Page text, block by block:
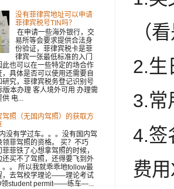
（
2.生
3.常
4.签
费
没有菲律宾地址可以申请
菲律宾税号TIN吗？
在申请一些海外银行，交
易所等会要求提供合法身
份验证，菲律宾税卡是菲
律宾一张最低标准的入门
此也可以在一些特定的场合作
，具体是否可以使用还需要自
研究，菲律宾税务登记识别号
版本办理 客人境外可用 办理需
供 电...
驾照（无国内驾照）的获取方
没有学过车。。。没有国内驾
领菲驾照的资格。 买？不巧
菲铁了心想拿驾照的时候，
还买不了驾照，还得要飞到外
。。 所以我就乖乖地follow最
，去驾校学理论——理论考试
student permit——练车—...